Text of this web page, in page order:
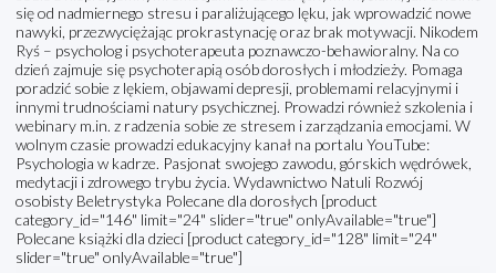
się od nadmiernego stresu i paraliżującego lęku, jak wprowadzić nowe
nawyki, przezwyciężając prokrastynację oraz brak motywacji. Nikodem
Ryś – psycholog i psychoterapeuta poznawczo-behawioralny. Na co
dzień zajmuje się psychoterapią osób dorosłych i młodzieży. Pomaga
poradzić sobie z lękiem, objawami depresji, problemami relacyjnymi i
innymi trudnościami natury psychicznej. Prowadzi również szkolenia i
webinary m.in. z radzenia sobie ze stresem i zarządzania emocjami. W
wolnym czasie prowadzi edukacyjny kanał na portalu YouTube:
Psychologia w kadrze. Pasjonat swojego zawodu, górskich wędrówek,
medytacji i zdrowego trybu życia. Wydawnictwo Natuli Rozwój
osobisty Beletrystyka Polecane dla dorosłych [product
category_id="146" limit="24" slider="true" onlyAvailable="true"]
Polecane książki dla dzieci [product category_id="128" limit="24"
slider="true" onlyAvailable="true"]